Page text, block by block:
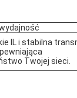
IL i stabilna
Twojej sieci.